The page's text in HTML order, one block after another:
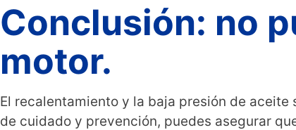
Conclusión: no
motor.
El recalentamiento y la baja presión de
de cuidado y prevención, puedes asegurar